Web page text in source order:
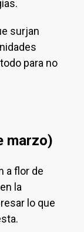
surjan
para no
marzo)
a flor de
la
lo que